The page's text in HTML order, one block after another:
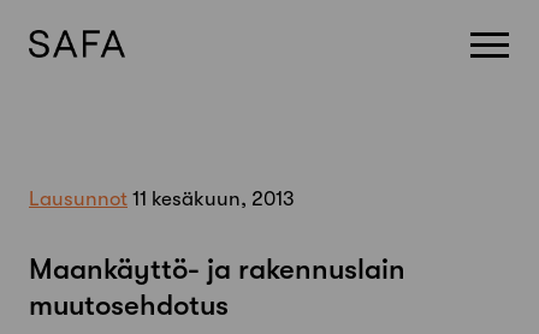
Lausunnot 11 kesäkuun, 2013
Maankäyttö- ja rakennuslain
muutosehdotus